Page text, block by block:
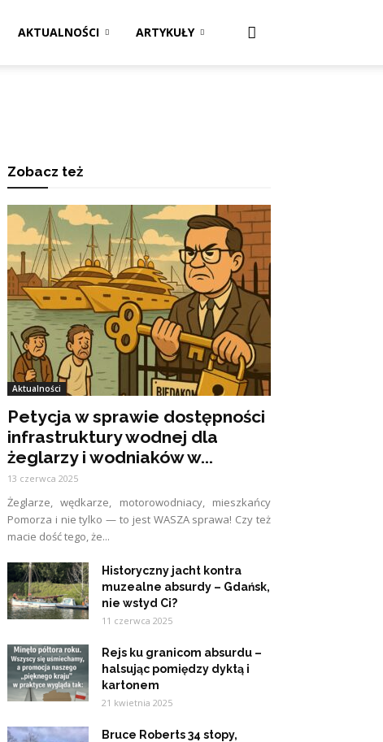
AKTUALNOŚCI ARTYKUŁY
Zobacz też
Aktualności
Petycja w sprawie dostępności
infrastruktury wodnej dla
żeglarzy i wodniaków w...
13 czerwca 2025
Żeglarze, wędkarze, motorowodniacy, mieszkańcy
Pomorza i nie tylko — to jest WASZA sprawa! Czy też
macie dość tego, że...
Historyczny jacht kontra
muzealne absurdy – Gdańsk,
nie wstyd Ci?
11 czerwca 2025
Rejs ku granicom absurdu –
halsując pomiędzy dyktą i
kartonem
21 kwietnia 2025
Bruce Roberts 34 stopy,